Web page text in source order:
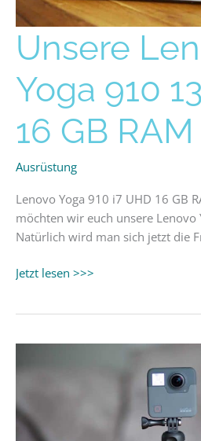
Unsere
Yoga 910
16 GB RAM
Ausrüstung
Lenovo Yoga 910 i7 UHD 16 GB
möchten wir euch unsere Lenovo
Natürlich wird man sich jetzt die
Unsere
Lenovo
Yoga
910
i7
GB
Jetzt lesen >>>